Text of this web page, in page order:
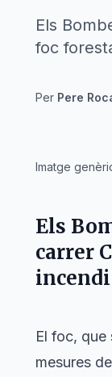
Els
foc
Per Pere
Imatge
Els
carrer
El foc,
mesures